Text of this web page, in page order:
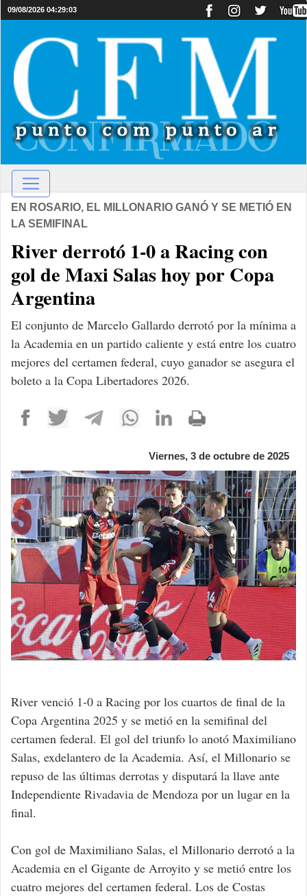
09/08/2026 04:29:03
EN ROSARIO, EL MILLONARIO GANÓ Y SE METIÓ EN
LA SEMIFINAL
River derrotó 1-0 a Racing con
gol de Maxi Salas hoy por Copa
Argentina
El conjunto de Marcelo Gallardo derrotó por la mínima a
la Academia en un partido caliente y está entre los cuatro
mejores del certamen federal, cuyo ganador se asegura el
boleto a la Copa Libertadores 2026.
Viernes, 3 de octubre de 2025
River venció 1-0 a Racing por los cuartos de final de la
Copa Argentina 2025 y se metió en la semifinal del
certamen federal. El gol del triunfo lo anotó Maximiliano
Salas, exdelantero de la Academia. Así, el Millonario se
repuso de las últimas derrotas y disputará la llave ante
Independiente Rivadavia de Mendoza por un lugar en la
final.
Con gol de Maximiliano Salas, el Millonario derrotó a la
Academia en el Gigante de Arroyito y se metió entre los
cuatro mejores del certamen federal. Los de Costas